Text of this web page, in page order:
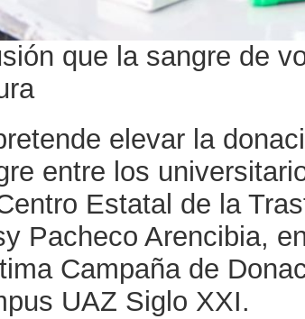
que la sangre de
elevar la
entre los
Estatal de la
Pacheco Arencibia,
Campaña de
UAZ Siglo XXI.